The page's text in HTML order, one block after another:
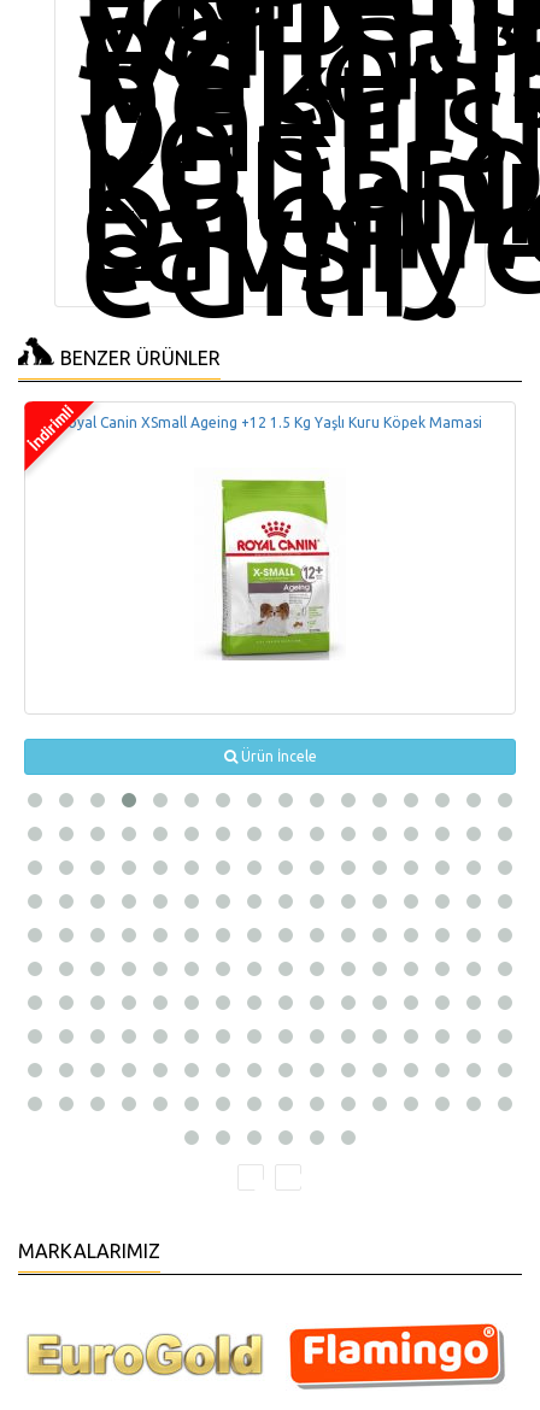
hekim
ve
edilir.
BENZER ÜRÜNLER
Royal Canin XSmall Ageing +12 1.5 Kg Yaşlı Kuru Köpek Mamasi
Ürün İncele
MARKALARIMIZ